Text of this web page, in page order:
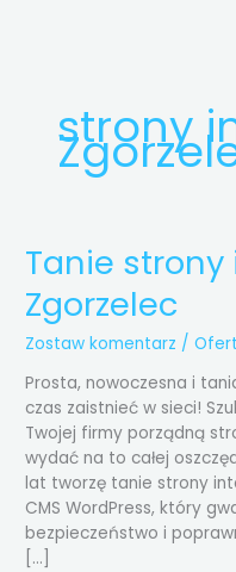
strony
Tanie
Zgorzelec
Zostaw komentarz /
Prosta, nowoczesna i
czas zaistnieć w sieci!
Twojej firmy porządną
wydać na to całej
lat tworzę tanie strony
CMS WordPress, który
bezpieczeństwo i
[…]
Tanie
strony
internetowe
Zgorzelec